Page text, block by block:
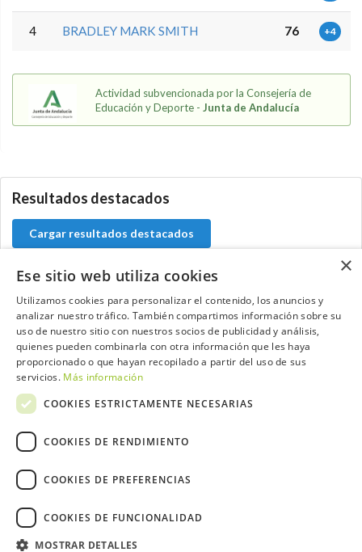
4 BRADLEY MARK SMITH 76 +4
Actividad subvencionada por la Consejería de
Educación y Deporte - Junta de Andalucía
Resultados destacados
Cargar resultados destacados
Contacta con el equipo de NextCaddy
Opina Contacta
Trabaja con nosotros
2026 ©NextCaddy.
×
Ese sitio web utiliza cookies
Utilizamos cookies para personalizar el contenido, los anuncios y
analizar nuestro tráfico. También compartimos información sobre su
uso de nuestro sitio con nuestros socios de publicidad y análisis,
quienes pueden combinarla con otra información que les haya
proporcionado o que hayan recopilado a partir del uso de sus
servicios. Más información
COOKIES ESTRICTAMENTE NECESARIAS
COOKIES DE RENDIMIENTO
COOKIES DE PREFERENCIAS
COOKIES DE FUNCIONALIDAD
MOSTRAR DETALLES